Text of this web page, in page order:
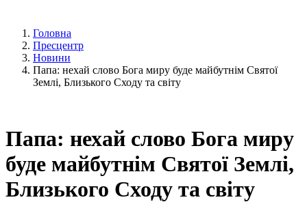
Головна
Пресцентр
Новини
Папа: нехай слово Бога миру буде майбутнім Святої
Землі, Близького Сходу та світу
Папа: нехай слово Бога миру
буде майбутнім Святої Землі,
Близького Сходу та світу